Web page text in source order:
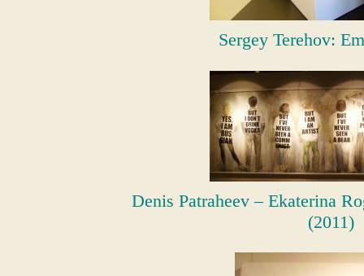
Sergey Terehov:
Denis Patraheev – Ekaterina
(2011)